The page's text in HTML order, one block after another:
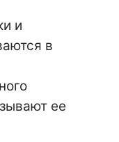
и
в
ее